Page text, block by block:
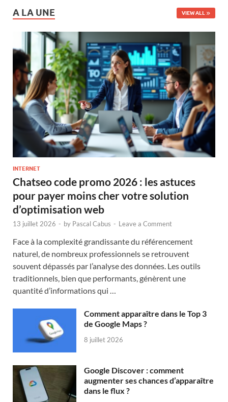
A LA UNE VIEW ALL
INTERNET
Chatseo code promo 2026 : les astuces
pour payer moins cher votre solution
d’optimisation web
13 juillet 2026 - by Pascal Cabus - Leave a Comment
Face à la complexité grandissante du référencement
naturel, de nombreux professionnels se retrouvent
souvent dépassés par l’analyse des données. Les outils
traditionnels, bien que performants, génèrent une
quantité d’informations qui …
Comment apparaître dans le Top 3
de Google Maps ?
8 juillet 2026
Google Discover : comment
augmenter ses chances d’apparaître
dans le flux ?